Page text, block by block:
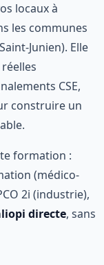
locaux à
les communes
Junien). Elle
CSE,
construire un
formation :
(médico-
2i (industrie),
directe, sans